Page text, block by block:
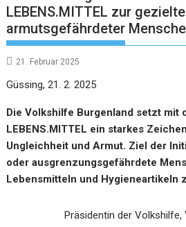
LEBENS.MITTEL zur
armutsgefährdeter
21. Februar 2025
Güssing, 21. 2. 2025
Die Volkshilfe Burgenland setzt mit
LEBENS.MITTEL ein starkes
Ungleichheit und Armut. Ziel der
oder ausgrenzungsgefährdete
Lebensmitteln und Hygieneartikeln
Präsidentin der Volkshilfe,